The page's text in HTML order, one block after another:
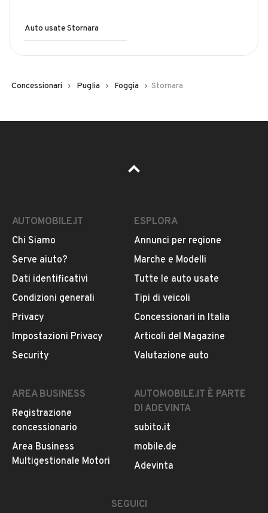
Auto usate Stornara
Concessionari Puglia Foggia Stornara
AUTOMOBILE.IT
Chi Siamo
Serve aiuto?
Dati identificativi
Condizioni generali
Privacy
Impostazioni Privacy
Security
ESPLORA
Annunci per regione
Marche e Modelli
Tutte le auto usate
Tipi di veicoli
Concessionari in Italia
Articoli del Magazine
Valutazione auto
AREA BUSINESS
Registrazione
concessionario
Area Business
Multigestionale Motori
AUTOMOBILE.IT È PARTE
DI ADEVINTA
subito.it
mobile.de
Adevinta
SEGUICI